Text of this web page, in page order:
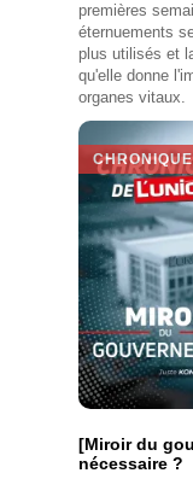
premières
éternuements
plus utilisés et
qu'elle donne
organes vitaux.
[Miroir du
nécessaire ?